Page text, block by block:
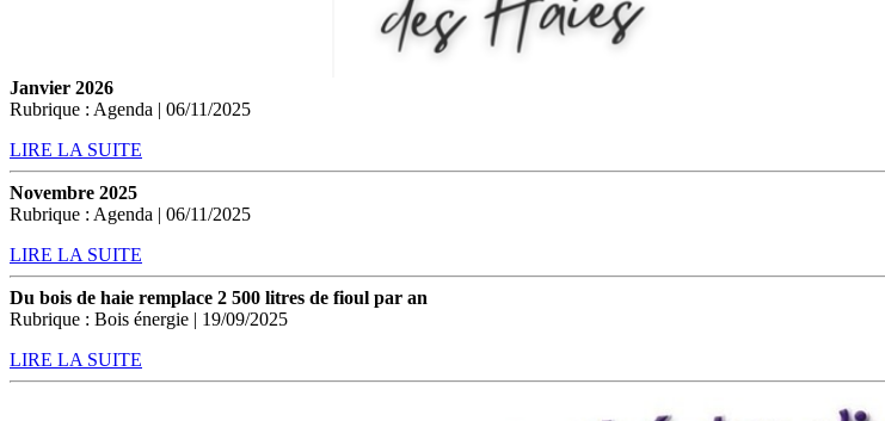
Janvier 2026
Rubrique : Agenda | 06/11/2025
LIRE LA SUITE
Novembre 2025
Rubrique : Agenda | 06/11/2025
LIRE LA SUITE
Du bois de haie remplace 2 500 litres de fioul par an
Rubrique : Bois énergie | 19/09/2025
LIRE LA SUITE